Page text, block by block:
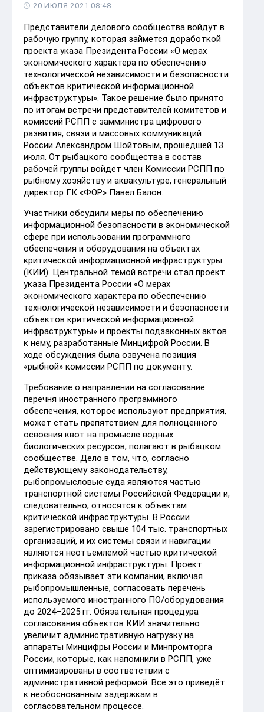
20 ИЮЛЯ 2021 08:48
Представители делового сообщества войдут в
рабочую группу, которая займется доработкой
проекта указа Президента России «О мерах
экономического характера по обеспечению
технологической независимости и безопасности
объектов критической информационной
инфраструктуры». Такое решение было принято
по итогам встречи представителей комитетов и
комиссий РСПП с замминистра цифрового
развития, связи и массовых коммуникаций
России Александром Шойтовым, прошедшей 13
июля. От рыбацкого сообщества в состав
рабочей группы войдет член Комиссии РСПП по
рыбному хозяйству и аквакультуре, генеральный
директор ГК «ФОР» Павел Балон.
Участники обсудили меры по обеспечению
информационной безопасности в экономической
сфере при использовании программного
обеспечения и оборудования на объектах
критической информационной инфраструктуры
(КИИ). Центральной темой встречи стал проект
указа Президента России «О мерах
экономического характера по обеспечению
технологической независимости и безопасности
объектов критической информационной
инфраструктуры» и проекты подзаконных актов
к нему, разработанные Минцифрой России. В
ходе обсуждения была озвучена позиция
«рыбной» комиссии РСПП по документу.
Требование о направлении на согласование
перечня иностранного программного
обеспечения, которое используют предприятия,
может стать препятствием для полноценного
освоения квот на промысле водных
биологических ресурсов, полагают в рыбацком
сообществе. Дело в том, что, согласно
действующему законодательству,
рыбопромысловые суда являются частью
транспортной системы Российской Федерации и,
следовательно, относятся к объектам
критической инфраструктуры. В России
зарегистрировано свыше 104 тыс. транспортных
организаций, и их системы связи и навигации
являются неотъемлемой частью критической
информационной инфраструктуры. Проект
приказа обязывает эти компании, включая
рыбопромышленные, согласовать перечень
используемого иностранного ПО/оборудования
до 2024–2025 гг. Обязательная процедура
согласования объектов КИИ значительно
увеличит административную нагрузку на
аппараты Минцифры России и Минпромторга
России, которые, как напомнили в РСПП, уже
оптимизированы в соответствии с
административной реформой. Все это приведёт
к необоснованным задержкам в
согласовательном процессе.